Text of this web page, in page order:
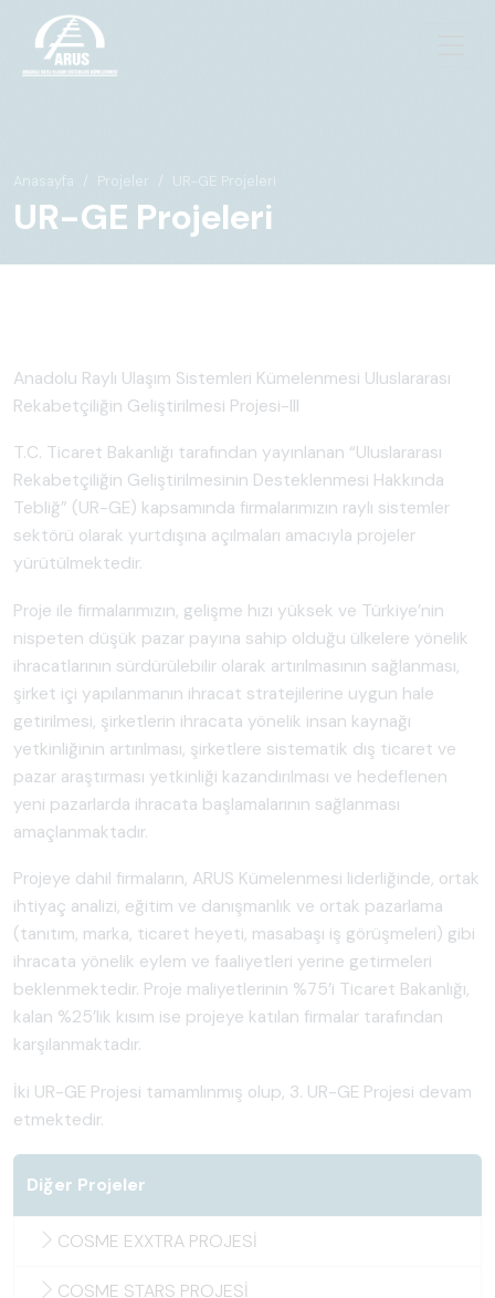
Anasayfa Projeler UR-GE Projeleri
UR-GE Projeleri
Anadolu Raylı Ulaşım Sistemleri Kümelenmesi Uluslararası
Rekabetçiliğin Geliştirilmesi Projesi-III
T.C. Ticaret Bakanlığı tarafından yayınlanan “Uluslararası
Rekabetçiliğin Geliştirilmesinin Desteklenmesi Hakkında
Tebliğ” (UR-GE) kapsamında firmalarımızın raylı sistemler
sektörü olarak yurtdışına açılmaları amacıyla projeler
yürütülmektedir.
Proje ile firmalarımızın, gelişme hızı yüksek ve Türkiye’nin
nispeten düşük pazar payına sahip olduğu ülkelere yönelik
ihracatlarının sürdürülebilir olarak artırılmasının sağlanması,
şirket içi yapılanmanın ihracat stratejilerine uygun hale
getirilmesi, şirketlerin ihracata yönelik insan kaynağı
yetkinliğinin artırılması, şirketlere sistematik dış ticaret ve
pazar araştırması yetkinliği kazandırılması ve hedeflenen
yeni pazarlarda ihracata başlamalarının sağlanması
amaçlanmaktadır.
Projeye dahil firmaların, ARUS Kümelenmesi liderliğinde, ortak
ihtiyaç analizi, eğitim ve danışmanlık ve ortak pazarlama
(tanıtım, marka, ticaret heyeti, masabaşı iş görüşmeleri) gibi
ihracata yönelik eylem ve faaliyetleri yerine getirmeleri
beklenmektedir. Proje maliyetlerinin %75’i Ticaret Bakanlığı,
kalan %25’lik kısım ise projeye katılan firmalar tarafından
karşılanmaktadır.
İki UR-GE Projesi tamamlınmış olup, 3. UR-GE Projesi devam
etmektedir.
Diğer Projeler
COSME EXXTRA PROJESİ
COSME STARS PROJESİ